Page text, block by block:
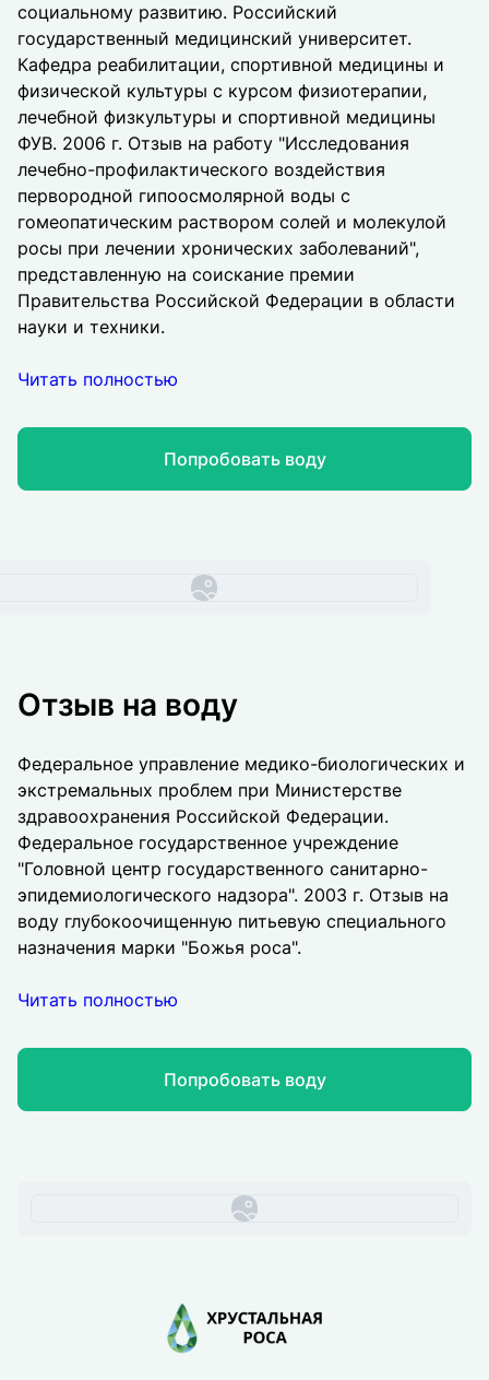
социальному развитию. Российский
государственный медицинский университет.
Кафедра реабилитации, спортивной медицины и
физической культуры с курсом физиотерапии,
лечебной физкультуры и спортивной медицины
ФУВ. 2006 г. Отзыв на работу "Исследования
лечебно-профилактического воздействия
первородной гипоосмолярной воды с
гомеопатическим раствором солей и молекулой
росы при лечении хронических заболеваний",
представленную на соискание премии
Правительства Российской Федерации в области
науки и техники.
Читать полностью
Попробовать воду
Отзыв на воду
Федеральное управление медико-биологических и
экстремальных проблем при Министерстве
здравоохранения Российской Федерации.
Федеральное государственное учреждение
"Головной центр государственного санитарно-
эпидемиологического надзора". 2003 г. Отзыв на
воду глубокоочищенную питьевую специального
назначения марки "Божья роса".
Читать полностью
Попробовать воду